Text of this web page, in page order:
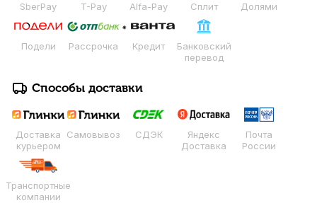
SberPay T-Pay Alfa-Pay Сплит Долями
Подели Рассрочка Кредит
Банковский
перевод
Способы доставки
Доставка
курьером
Самовывоз СДЭК
Яндекс
Доставка
Почта
России
Транспортные
компании